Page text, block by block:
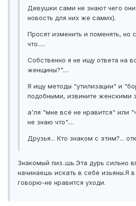
Девушки сами не знают чего они
новость для них же самих).
Просят изменить и поменять, но
что.....
Собственно я не ищу ответа на
женщины?"....
Я ищу методы "утилизации" и
подобными, извините женскими
а'ля "мне всё не нравится" или
не знаю что"....
Друзья... Кто знаком с этим?...
Знакомый пиз..шь.Эта дурь сильно
начинаешь искать в себе изьяны.Я в
говорю-не нравится уходи.